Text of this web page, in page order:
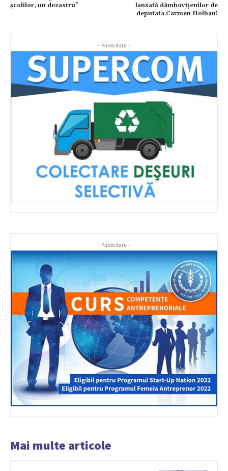
şcolilor, un dezastru’’
lansată dâmbovițenilor de
deputata Carmen Holban!
- Publicitate -
- Publicitate -
Mai multe articole